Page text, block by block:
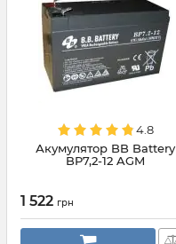
4.8
Акумулятор BB Battery
BP7,2-12 AGM
1 522 грн